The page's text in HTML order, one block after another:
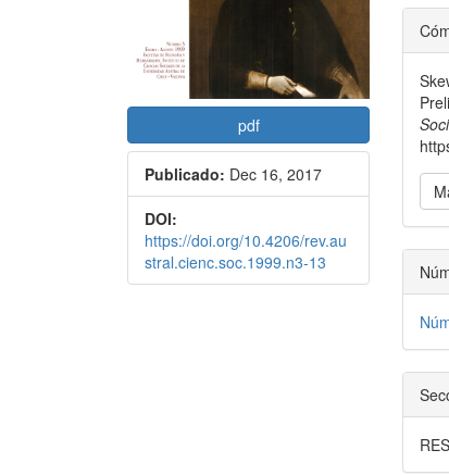
pdf
Publicado: Dec 16, 2017
DOI:
https://doi.org/10.4206/rev.au
stral.cienc.soc.1999.n3-13
del